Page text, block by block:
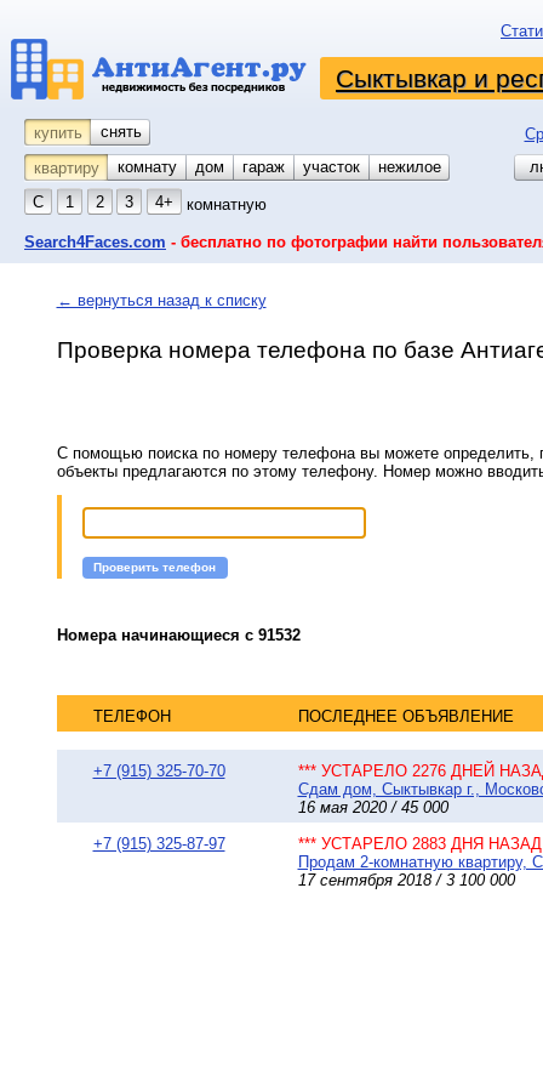
Сыктывкар и
купить снять
квартиру
комнату койко-место
дом гараж участок
нежилое
С
1 2 3 4+ комнатную
Search4Faces.com - бесплатно по фотографии найти
← вернуться назад к списку
Проверка номера телефона по базе
С помощью поиска по номеру телефона вы можете определить,
объекты предлагаются по этому телефону. Номер можно
Проверить телефон
Номера начинающиеся с 91532
ТЕЛЕФОН ПОСЛЕДНЕЕ ОБЪЯВЛЕНИЕ
+7 (915) 325-70-70
*** УСТАРЕЛО 2276 ДНЕЙ
Сдам дом, Сыктывкар г.,
16 мая 2020 / 45 000
+7 (915) 325-87-97
*** УСТАРЕЛО 2883 ДНЯ НАЗАД
Продам 2-комнатную квартиру,
17 сентября 2018 / 3 100 000